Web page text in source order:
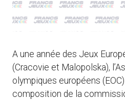
A une année des Jeux
(Cracovie et Malopolska),
olympiques européens
composition de la